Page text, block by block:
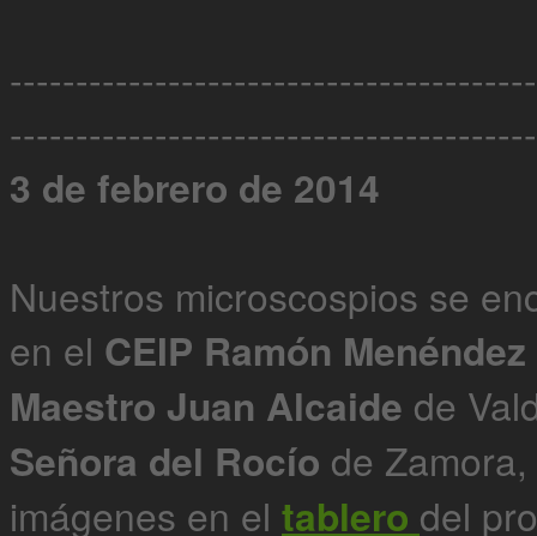
3 de febrero de 2014
Nuestros microscospios se
en el CEIP Ramón
Maestro Juan Alcaide de
Señora del Rocío de
imágenes en el tablero del